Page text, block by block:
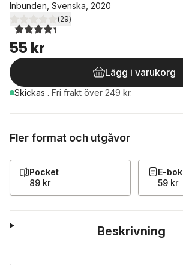
Inbunden, Svenska, 2020
4,3utav 5 stjärnor. Totalt antal röster:
(29)
55 kr
Lägg i varukorg
Skickas . Fri frakt över 249 kr.
Fler format och utgåvor
Pocket
89 kr
E-bok
59 kr
Beskrivning